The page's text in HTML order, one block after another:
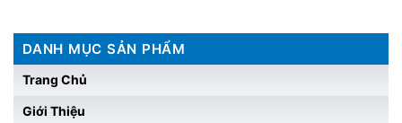
DANH MỤC SẢN PHẨM
Trang Chủ
Giới Thiệu